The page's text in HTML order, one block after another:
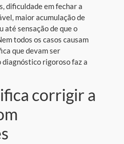
dificuldade em fechar a
maior acumulação de
até sensação de que o
todos os casos causam
que devam ser
diagnóstico rigoroso faz a
corrigir a